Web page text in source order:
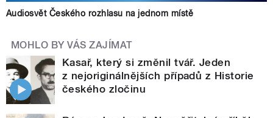
Audiosvět Českého rozhlasu na jednom místě
MOHLO BY VÁS ZAJÍMAT
Kasař, který si změnil tvář. Jeden
z nejoriginálnějších případů z Historie
českého zločinu